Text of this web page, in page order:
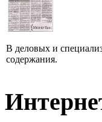
В деловых и
содержания.